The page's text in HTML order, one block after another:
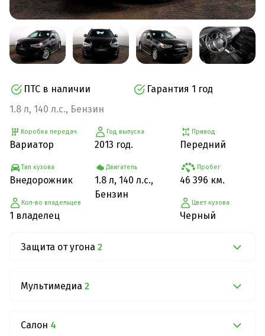
ПТС в наличии
Гарантия 1 год
1.8 л, 140 л.с., Бензин
Коробка передач
Вариатор
Тип кузова
Внедорожник
Кол-во владельцев
1 владелец
Год выпуска
2013 год.
Двигатель
1.8 л, 140 л.с.,
Бензин
Привод
Передний
Пробег
46 396 км.
Цвет кузова
Черный
Защита от угона 2
Мультимедиа 2
Салон 4